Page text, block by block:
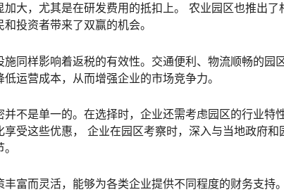
加大，尤其是在研发费用的抵扣上。 农业园区也推出了
投资者带来了双赢的机会。
施同样影响着返税的有效性。交通便利、物流顺畅的园
运营成本，从而增强企业的市场竞争力。
不是单一的。在选择时，企业还需考虑园区的行业特
受这些优惠， 企业在园区考察时，深入与当地政府
丰富而灵活，能够为各类企业提供不同程度的财务支持